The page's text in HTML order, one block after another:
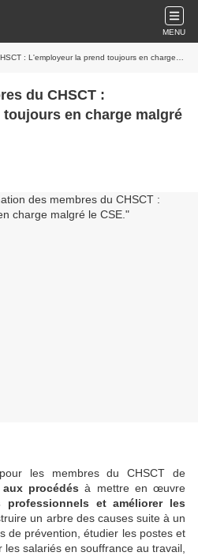
MENU
L'employeur la prend toujours en charge malgré le CSE.
du CHSCT :
en charge malgré
les membres du CHSCT de
procédés à mettre en œuvre
professionnels et améliorer les
un arbre des causes suite à un
de prévention, étudier les postes et
salariés en souffrance au travail,